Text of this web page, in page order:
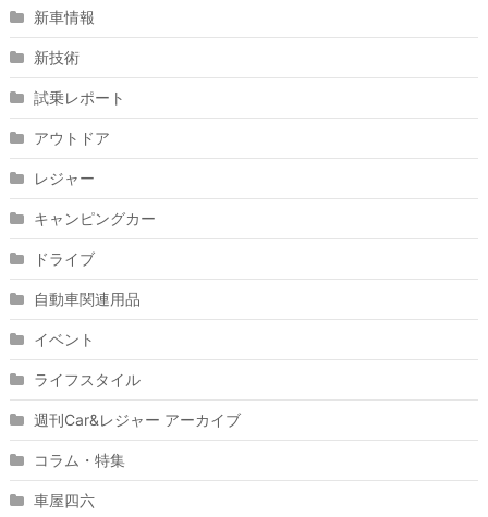
新車情報
新技術
試乗レポート
アウトドア
レジャー
キャンピングカー
ドライブ
自動車関連用品
イベント
ライフスタイル
週刊Car&レジャー アーカイブ
コラム・特集
車屋四六